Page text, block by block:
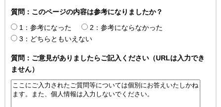
質問：このページの内容は参考になりましたか？
1：参考になった
2：参考にならなかった
3：どちらともいえない
質問：ご意見がありましたらご記入ください（URLは入力でき
ません）